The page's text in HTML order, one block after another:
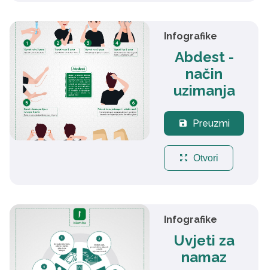
Infografike
Abdest -
način
uzimanja
save Preuzmi
zoom_out_map Otvori
Infografike
Uvjeti za
namaz